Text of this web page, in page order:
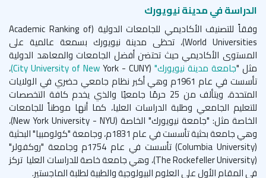
الدراسة في مدينة نيويورك
وفقاً للتصنيف الأكاديمي للجامعات الدولية (Academic Ranking of
World Universities)، تحظى مدينة نيويورك بسمعة عالمية على
المستوى الأكاديمي حيث تحتضن أفضل الجامعات والمعاهد الدولية
مثل "جامعة مدينة نيويورك" (City University of NewYork - CUNY) ،
تأسست في عام 1961م وهي أكبر نظام جامعي حضري في الولايات
المتحدة، ويتألف من 25 حرمًا جامعيًا والذي يخدم كافة التخصصات
للتعليم الجامعي وطلبة الدراسات العليا، كما أنها موطناً للجامعات
الخاصة مثل: "جامعة نيويورك" الخاصة (New York University - NYU)،
وهي جامعة بحثية تأسست في عام 1831م، وجامعة "كولومبيا" البحثية
(
Columbia University ) تأسست في عام 1754م وجامعة "روكفولر"
(
The Rockefeller University)، وهي جامعة خاصة للدراسات العليا تركز
في المقام الأول على العلوم البيولوجية والطبية لطلبة الماجستير.